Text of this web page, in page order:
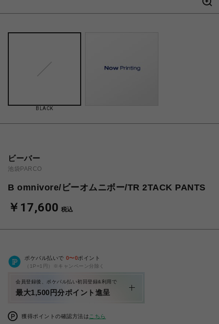
BLACK
ビーバー
池袋PARCO
B omnivore/ビーオムニボー/TR 2TACK PANTS
￥17,600 税込
ポケパル払いで 0〜0ポイント
（1P=1円）※キャンペーン分除く
会員登録後、ポケパル払い初回登録&利用で
最大1,500円分ポイント進呈
獲得ポイントの確認方法は こちら